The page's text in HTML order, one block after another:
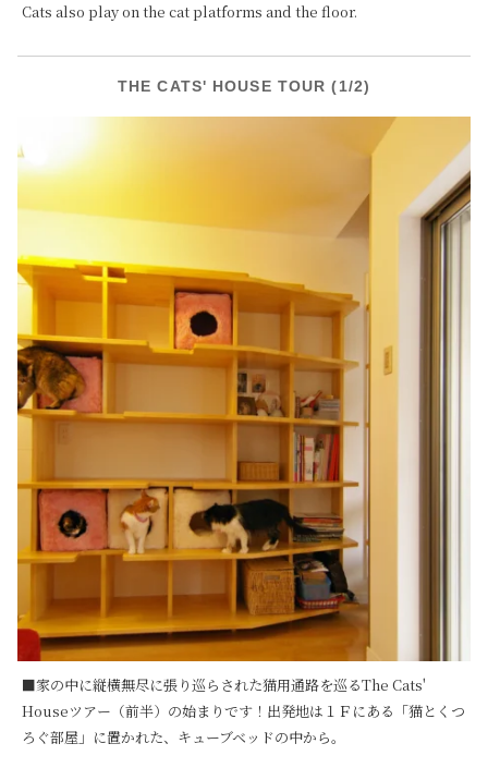
Cats also play on the cat platforms and the floor.
THE CATS' HOUSE TOUR (1/2)
■家の中に縦横無尽に張り巡らされた猫用通路を巡るThe Cats'
Houseツアー（前半）の始まりです！出発地は１Ｆにある「猫とくつ
ろぐ部屋」に置かれた、キューブベッドの中から。